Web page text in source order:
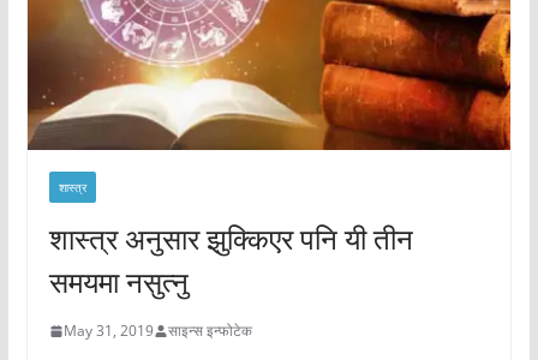
शास्त्र
शास्त्र अनुसार झुक्किएर पनि यी तीन
समयमा नसुत्नु
May 31, 2019 साइन्स इन्फोटेक